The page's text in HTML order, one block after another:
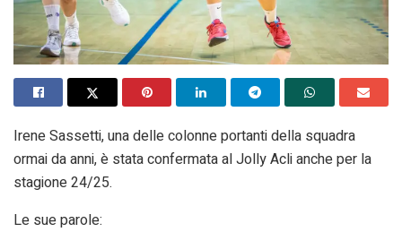
Irene Sassetti, una delle colonne portanti della squadra
ormai da anni, è stata confermata al Jolly Acli anche per la
stagione 24/25.
Le sue parole: